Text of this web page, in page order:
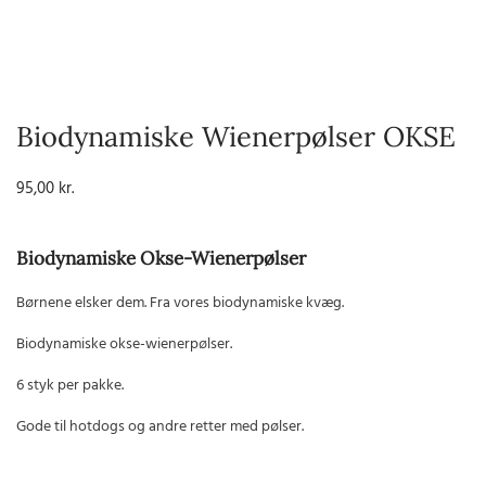
Biodynamiske Wienerpølser OKSE
95,00 kr.
Biodynamiske Okse-Wienerpølser
Børnene elsker dem. Fra vores biodynamiske kvæg.
Biodynamiske okse-wienerpølser.
6 styk per pakke.
Gode til hotdogs og andre retter med pølser.